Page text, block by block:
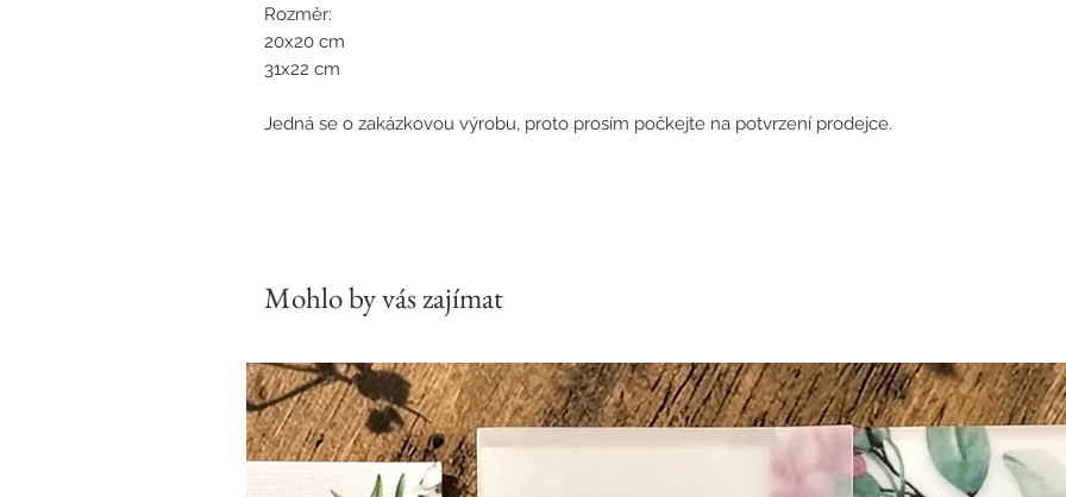
Rozměr:
20x20 cm
31x22 cm
Jedná se o zakázkovou výrobu, proto prosím počkejte na potvrzení prodejce.
Mohlo by vás zajímat